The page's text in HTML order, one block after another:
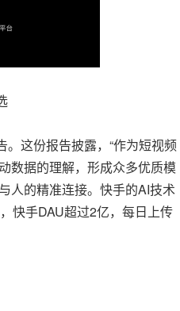
这份报告披露，“作为短视频
数据的理解，形成众多优质模
人的精准连接。快手的AI技术
快手DAU超过2亿，每日上传